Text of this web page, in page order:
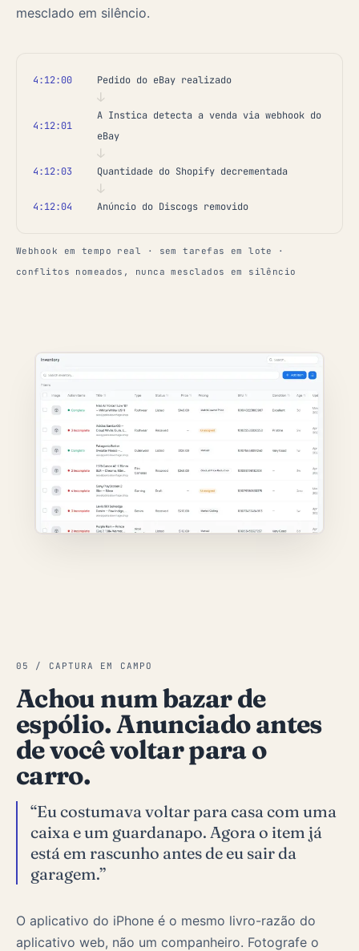
mesclado em silêncio.
4:12:00 Pedido do eBay realizado
↓
4:12:01
A Instica detecta a venda via webhook do
eBay
↓
4:12:03 Quantidade do Shopify decrementada
↓
4:12:04 Anúncio do Discogs removido
Webhook em tempo real · sem tarefas em lote ·
conflitos nomeados, nunca mesclados em silêncio
05 / CAPTURA EM CAMPO
Achou num bazar de
espólio. Anunciado antes
de você voltar para o
carro.
“Eu costumava voltar para casa com uma
caixa e um guardanapo. Agora o item já
está em rascunho antes de eu sair da
garagem.”
O aplicativo do iPhone é o mesmo livro-razão do
aplicativo web, não um companheiro. Fotografe o